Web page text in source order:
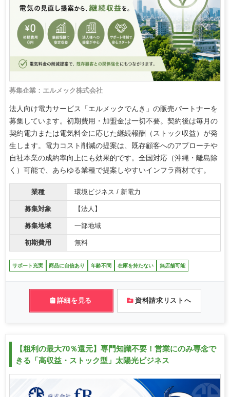
募集企業：エルメック株式会社
法人向け電力サービス「エルメックでんき」の販売パートナーを
募集しています。初期費用・加盟金は一切不要。契約後は毎月の
契約電力または電気料金に応じた継続報酬（ストック収益）が発
生します。電力コスト削減の提案は、既存顧客へのアプローチや
自社本業の成約率向上にも効果的です。全国対応（沖縄・離島除
く）可能で、あらゆる業種で提案しやすいインフラ商材です。
業種 環境ビジネス / 新電力
募集対象 【法人】
募集地域 一部地域
初期費用 無料
サポート充実 商品に自信あり 年齢不問 在庫を持たない 無店舗可能
詳細を見る 資料請求リストへ
【粗利の最大70％還元】専門知識不要！営業にのみ専念で
きる「高収益・ストック型」太陽光ビジネス